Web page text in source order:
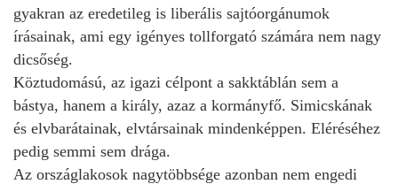
gyakran az eredetileg is liberális sajtóorgánumok
írásainak, ami egy igényes tollforgató számára nem nagy
dicsőség.
Köztudomású, az igazi célpont a sakktáblán sem a
bástya, hanem a király, azaz a kormányfő. Simicskának
és elvbarátainak, elvtársainak mindenképpen. Eléréséhez
pedig semmi sem drága.
Az országlakosok nagytöbbsége azonban nem engedi